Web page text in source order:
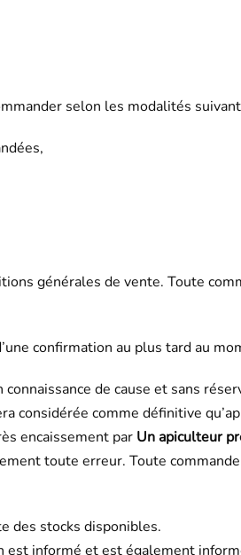
selon les modalités
générales de vente. Toute
confirmation au plus tard au
de cause et sans
comme définitive
encaissement par Un apiculteur
toute erreur. Toute
des stocks disponibles.
informé et est également